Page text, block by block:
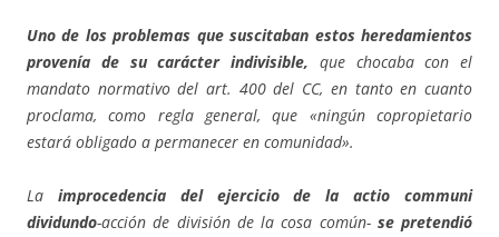
Uno de los problemas que suscitaban estos heredamientos
provenía de su carácter indivisible, que chocaba con el
mandato normativo del art. 400 del CC, en tanto en cuanto
proclama, como regla general, que «ningún copropietario
estará obligado a permanecer en comunidad».
La improcedencia del ejercicio de la actio communi
dividundo-acción de división de la cosa común- se pretendió